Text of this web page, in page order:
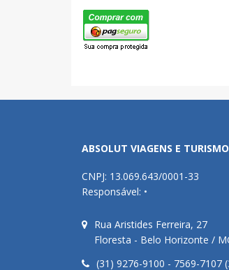
ABSOLUT VIAGENS E TURISMO
CNPJ: 13.069.643/0001-33
Responsável: •
Rua Aristides Ferreira, 27
Floresta - Belo Horizonte /
(31) 9276-9100 - 7569-7107